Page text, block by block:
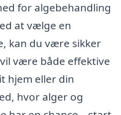
for algebehandling
at vælge en
kan du være sikker
være både effektive
hjem eller din
hvor alger og